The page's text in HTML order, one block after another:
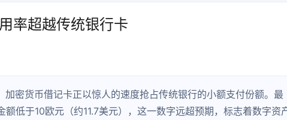
率超越传统银行卡
密货币借记卡正以惊人的速度抢占传统银行的小额支付份额。最
低于10欧元（约11.7美元），这一数字远超预期，标志着数字资